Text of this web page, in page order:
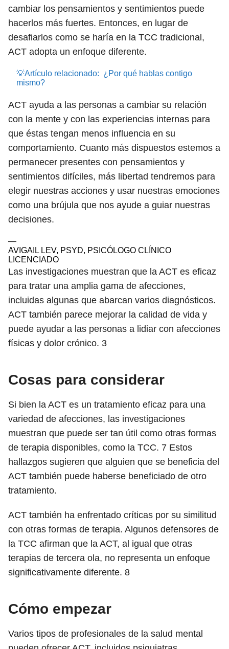
cambiar los pensamientos y sentimientos puede
hacerlos más fuertes. Entonces, en lugar de
desafiarlos como se haría en la TCC tradicional,
ACT adopta un enfoque diferente.
💡Artículo relacionado: ¿Por qué hablas contigo
mismo?
ACT ayuda a las personas a cambiar su relación
con la mente y con las experiencias internas para
que éstas tengan menos influencia en su
comportamiento. Cuanto más dispuestos estemos a
permanecer presentes con pensamientos y
sentimientos difíciles, más libertad tendremos para
elegir nuestras acciones y usar nuestras emociones
como una brújula que nos ayude a guiar nuestras
decisiones.
—
AVIGAIL LEV, PSYD, PSICÓLOGO CLÍNICO
LICENCIADO
Las investigaciones muestran que la ACT es eficaz
para tratar una amplia gama de afecciones,
incluidas algunas que abarcan varios diagnósticos.
ACT también parece mejorar la calidad de vida y
puede ayudar a las personas a lidiar con afecciones
físicas y dolor crónico. 3
Cosas para considerar
Si bien la ACT es un tratamiento eficaz para una
variedad de afecciones, las investigaciones
muestran que puede ser tan útil como otras formas
de terapia disponibles, como la TCC. 7 Estos
hallazgos sugieren que alguien que se beneficia del
ACT también puede haberse beneficiado de otro
tratamiento.
ACT también ha enfrentado críticas por su similitud
con otras formas de terapia. Algunos defensores de
la TCC afirman que la ACT, al igual que otras
terapias de tercera ola, no representa un enfoque
significativamente diferente. 8
Cómo empezar
Varios tipos de profesionales de la salud mental